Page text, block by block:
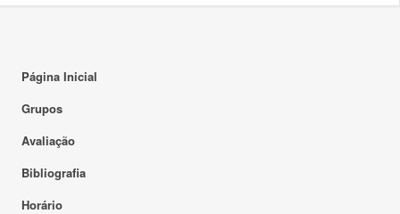
Página Inicial
Grupos
Avaliação
Bibliografia
Horário